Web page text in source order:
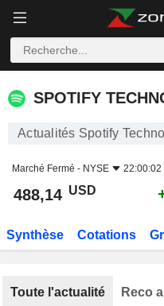
SPOTIFY
SPOTIFY
Actualités Spotify
Marché Fermé - NYSE 22:00:02
488,14 USD
Synthèse Cotations
Toute l'actualité Reco